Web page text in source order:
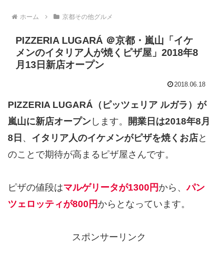
ホーム 京都その他グルメ
PIZZERIA LUGARÁ ＠京都・嵐山「イケ
メンのイタリア人が焼くピザ屋」2018年8
月13日新店オープン
2018.06.18
PIZZERIA LUGARÁ（ピッツェリア ルガラ）が
嵐山に新店オープン します。
開業日は2018年8月
8日 、 イタリア人のイケメンがピザを焼くお店と
のことで期待が高まるピザ屋さんです。
ピザの値段はマルゲリータが1300円から、パン
ツェロッティが800円からとなっています。
スポンサーリンク